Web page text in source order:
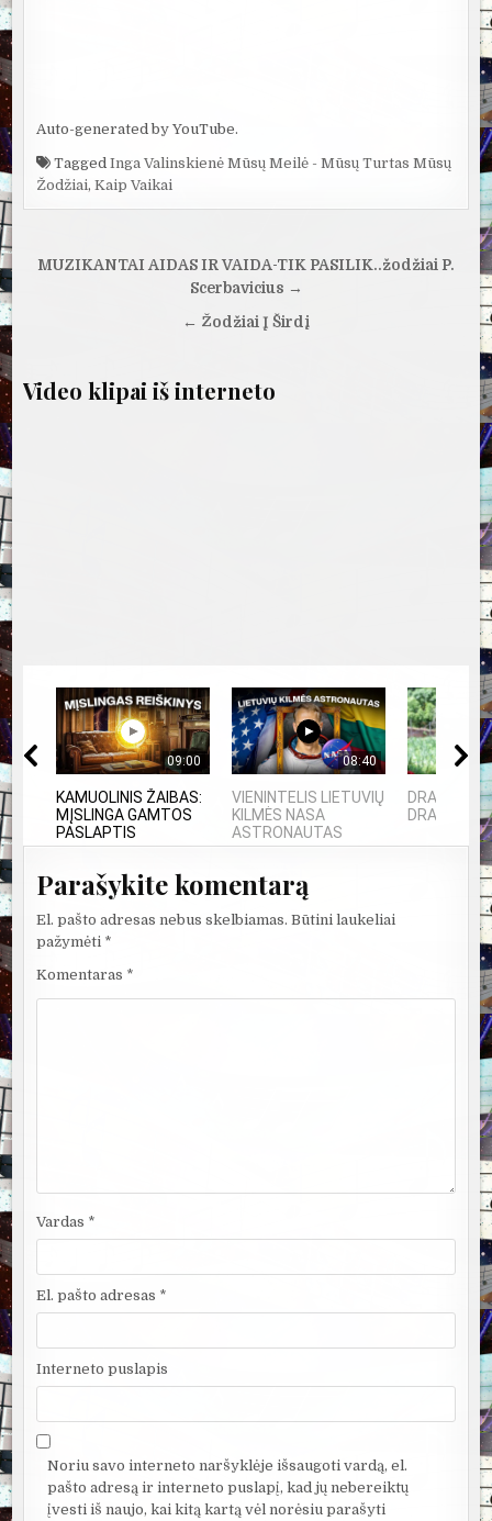
Auto-generated by YouTube.
TaggedInga Valinskienė Mūsų Meilė - Mūsų Turtas Mūsų
Žodžiai,Kaip Vaikai
Navigacija
MUZIKANTAI AIDAS IR VAIDA-TIK PASILIK..žodžiai P.
Scerbavicius →
← Žodžiai Į Širdį
Video klipai iš interneto
09:00
KAMUOLINIS ŽAIBAS:
MĮSLINGA GAMTOS
PASLAPTIS
08:40
VIENINTELIS LIETUVIŲ
KILMĖS NASA
ASTRONAUTAS
DRAUGAI
DRAUGAI -
Parašykite komentarą
El. pašto adresas nebus skelbiamas. Būtini laukeliai
pažymėti *
Komentaras *
Vardas *
El. pašto adresas *
Interneto puslapis
Noriu savo interneto naršyklėje išsaugoti vardą, el.
pašto adresą ir interneto puslapį, kad jų nebereiktų
įvesti iš naujo, kai kitą kartą vėl norėsiu parašyti